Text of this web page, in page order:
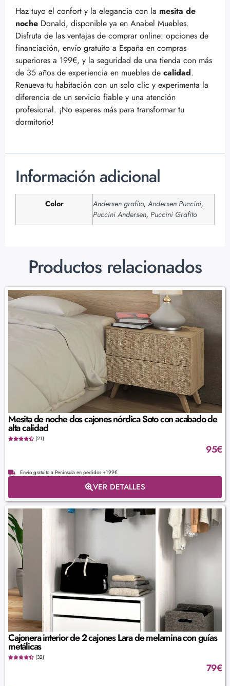
Haz tuyo el confort y la elegancia con la mesita de
noche Donald, disponible ya en Anabel Muebles.
Disfruta de las ventajas de comprar online: opciones de
financiación, envío gratuito a España en compras
superiores a 199€, y la seguridad de una tienda con más
de 35 años de experiencia en muebles de calidad.
Renueva tu habitación con un solo clic y experimenta la
diferencia de un servicio fiable y una atención
profesional. ¡No esperes más para transformar tu
dormitorio!
Información adicional
Color Andersen grafito, Andersen Puccini,
Puccini Andersen, Puccini Grafito
Productos relacionados
Mesita de noche dos cajones nórdica Soto con acabado de
alta calidad
(21)
95€
Envío gratuito a Península en pedidos +199€
VER DETALLES
Cajonera interior de 2 cajones Lara de melamina con guías
metálicas
(32)
79€